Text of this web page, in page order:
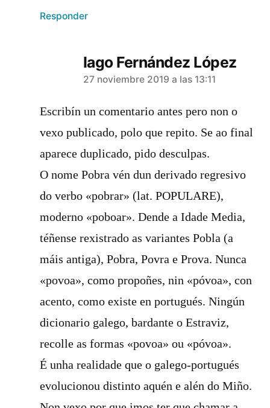
Responder
Iago Fernández López
dice:
27 noviembre 2019 a las 13:11
Escribín un comentario antes pero non o
vexo publicado, polo que repito. Se ao final
aparece duplicado, pido desculpas.
O nome Pobra vén dun derivado regresivo
do verbo «pobrar» (lat. POPULARE),
moderno «poboar». Dende a Idade Media,
téñense rexistrado as variantes Pobla (a
máis antiga), Pobra, Povra e Prova. Nunca
«povoa», como propoñes, nin «póvoa», con
acento, como existe en portugués. Ningún
dicionario galego, bardante o Estraviz,
recolle as formas «povoa» ou «póvoa».
É unha realidade que o galego-portugués
evolucionou distinto aquén e alén do Miño.